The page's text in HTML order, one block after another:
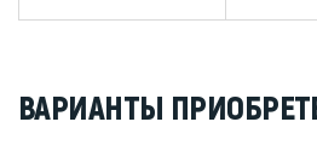
ВАРИАНТЫ